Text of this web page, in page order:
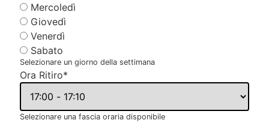
Mercoledì
Giovedì
Venerdì
Sabato
Selezionare un giorno della settimana
Ora Ritiro*
Selezionare una fascia oraria disponibile